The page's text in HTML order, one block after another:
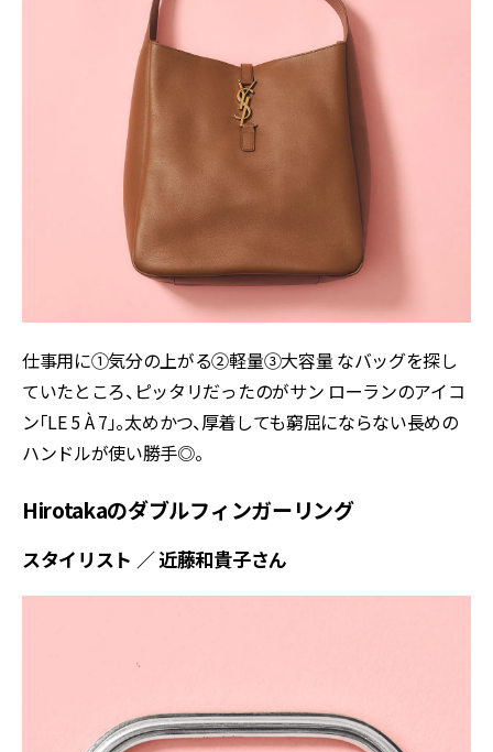
仕事用に①気分の上がる②軽量③大容量 なバッグを探し
ていたところ、ピッタリだったのがサン ローランのアイコ
ン「LE 5 À 7」。太めかつ、厚着しても窮屈にならない長めの
ハンドルが使い勝手◎。
Hirotakaのダブルフィンガーリング
スタイリスト ／ 近藤和貴子さん